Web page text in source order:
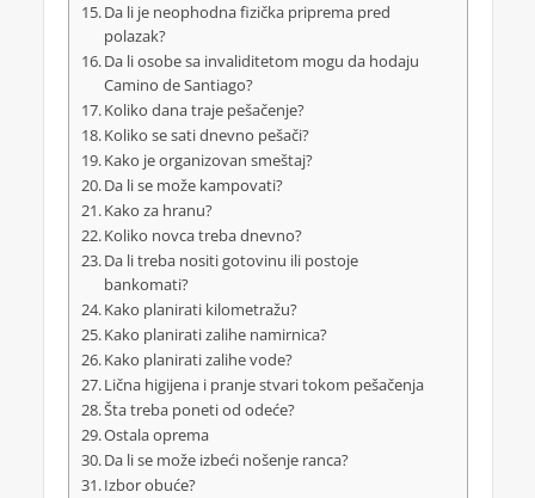
Da li je neophodna fizička priprema pred
polazak?
Da li osobe sa invaliditetom mogu da hodaju
Camino de Santiago?
Koliko dana traje pešačenje?
Koliko se sati dnevno pešači?
Kako je organizovan smeštaj?
Da li se može kampovati?
Kako za hranu?
Koliko novca treba dnevno?
Da li treba nositi gotovinu ili postoje
bankomati?
Kako planirati kilometražu?
Kako planirati zalihe namirnica?
Kako planirati zalihe vode?
Lična higijena i pranje stvari tokom pešačenja
Šta treba poneti od odeće?
Ostala oprema
Da li se može izbeći nošenje ranca?
Izbor obuće?